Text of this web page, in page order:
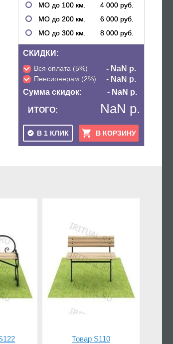
МО до 100 км.
4 000 руб.
МО до 200 км.
6 000 руб.
МО до 300 км.
8 000 руб.
СКИДКИ:
Вся оплата (5%) - NaN р.
Пенсионерам (2%)
- NaN р.
Сумма скидок:
- NaN р.
ИТОГО: NaN р.
В 1 КЛИК В КОРЗИНУ
Товар S110